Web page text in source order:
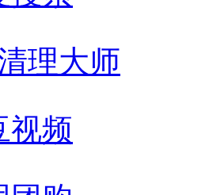
理大师
视频